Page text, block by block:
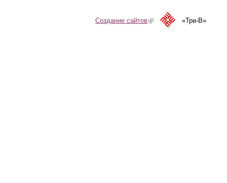
Создание сайтов(link is external)«Три-В»